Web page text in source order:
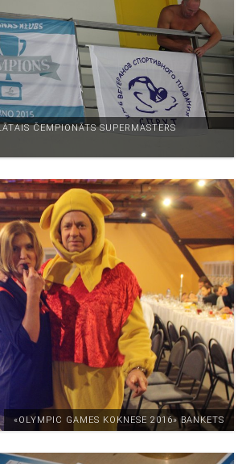
ČEMPIONĀTS SUPERMASTERS
«ОLYMPIC GAMES KOKNESE 2016» BANKETS